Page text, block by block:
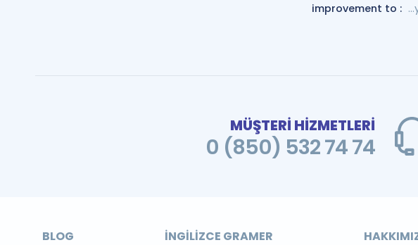
improvement to :
MÜŞTERİ HİZMETLERİ
0 (850) 532 74 74
BLOG İNGILIZCE GRAMER